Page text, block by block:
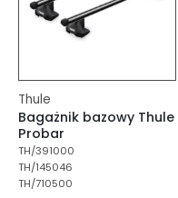
Thule
Bagażnik bazowy Thule
Probar
TH/391000
TH/145046
TH/710500